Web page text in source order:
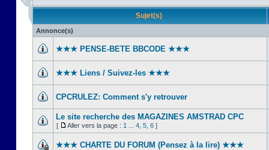
Sujet(s)
Annonce(s)
★★★ PENSE-BETE BBCODE ★★★
★★★ Liens / Suivez-les ★★★
CPCRULEZ: Comment s'y retrouver‎
Le site recherche des MAGAZINES AMSTRAD CPC
[ Aller vers la page : 1 4 5 6 ]
★★★ CHARTE DU FORUM (Pensez à la lire) ★★★